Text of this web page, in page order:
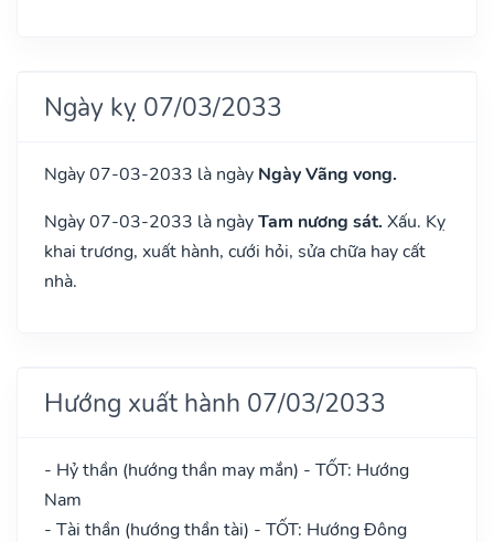
Ngày kỵ 07/03/2033
Ngày 07-03-2033 là ngày Ngày Vãng vong.
Ngày 07-03-2033 là ngàyTam nương sát. Xấu. Kỵ
khai trương, xuất hành, cưới hỏi, sửa chữa hay cất
nhà.
Hướng xuất hành 07/03/2033
- Hỷ thần (hướng thần may mắn) - TỐT: Hướng
Nam
- Tài thần (hướng thần tài) - TỐT: Hướng Đông